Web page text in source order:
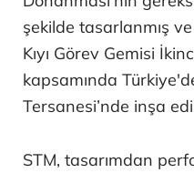
şekilde tasarlanmış
Kıyı Görev Gemisi
kapsamında
Tersanesi’nde inşa
STM, tasarımdan